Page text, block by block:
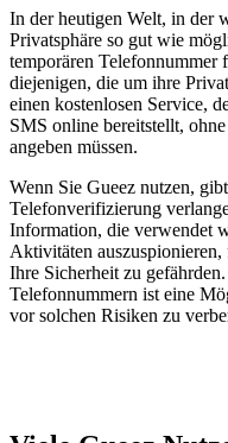
In der heutigen Welt, in der
Privatsphäre so gut wie
temporären Telefonnummer
diejenigen, die um ihre
einen kostenlosen Service,
SMS online bereitstellt,
angeben müssen.
Wenn Sie Gueez nutzen,
Telefonverifizierung
Information, die verwendet
Aktivitäten
Ihre Sicherheit zu
Telefonnummern ist eine
vor solchen Risiken zu